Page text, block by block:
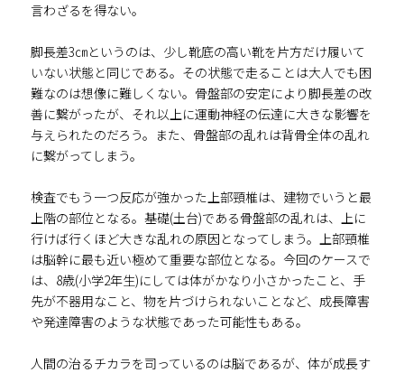
言わざるを得ない。
脚長差3㎝というのは、少し靴底の高い靴を片方だけ履いて
いない状態と同じである。その状態で走ることは大人でも困
難なのは想像に難しくない。骨盤部の安定により脚長差の改
善に繋がったが、それ以上に運動神経の伝達に大きな影響を
与えられたのだろう。また、骨盤部の乱れは背骨全体の乱れ
に繋がってしまう。
検査でもう一つ反応が強かった上部頸椎は、建物でいうと最
上階の部位となる。基礎(土台)である骨盤部の乱れは、上に
行けば行くほど大きな乱れの原因となってしまう。上部頸椎
は脳幹に最も近い極めて重要な部位となる。今回のケースで
は、8歳(小学2年生)にしては体がかなり小さかったこと、手
先が不器用なこと、物を片づけられないことなど、成長障害
や発達障害のような状態であった可能性もある。
人間の治るチカラを司っているのは脳であるが、体が成長す